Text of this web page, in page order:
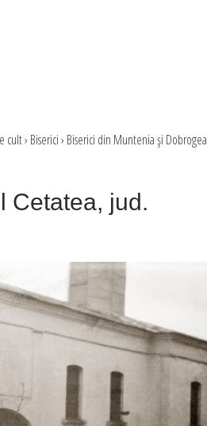
cult› Biserici› Biserici din Muntenia şi Dobrogea
Cetatea, jud.